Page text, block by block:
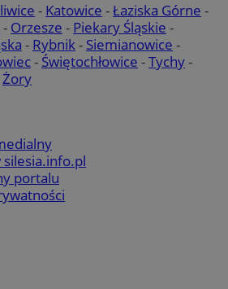
- Katowice -Łaziska Górne -
- Orzesze - Piekary Śląskie -
- Rybnik- Siemianowice -
- Świętochłowice -Tychy-
Żory
silesia.info.pl
portalu